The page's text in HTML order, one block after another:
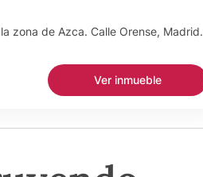
zona de Azca. Calle Orense, Madrid.
Ver inmueble